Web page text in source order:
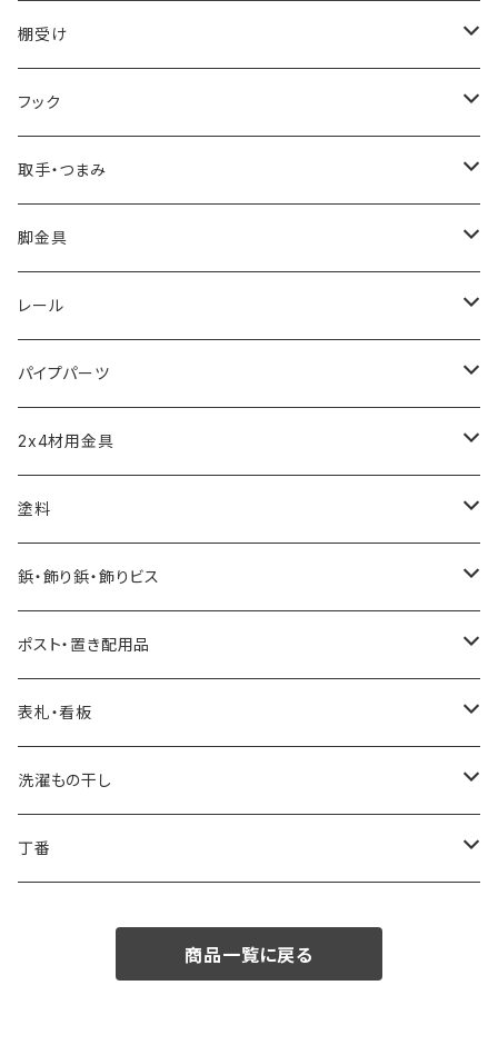
棚受け
ブレース棚受け
フック
ビス留め
取手・つまみ
取手
つまみ
脚金具
アジャスター
短めな脚金具
レール
モール
引き戸レール
パイプパーツ
パイプクランパー
2x4材用金具
ソーホースブラケット
塗料
水性自然塗料
0.2L
0.7L
油性自然塗料
0.07L
0.75L
鋲・飾り鋲・飾りビス
太鼓鋲
飾りビス
ビスキャップ
ポスト・置き配用品
ポスト
スタッポ
ポスティーレ
後付け宅配ボックス
コンボミドルタイプ
置き配用品
表札・看板
看板
洗濯もの干し
ランドリー用ハンガーパイプ
丁番
商品一覧に戻る